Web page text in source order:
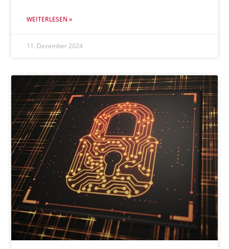
WEITERLESEN »
11. Dezember 2024